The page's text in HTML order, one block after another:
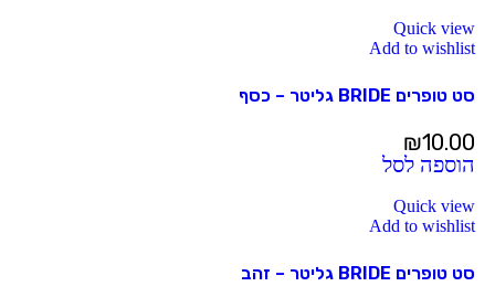
Quick view
Add to wishlist
סט טופרים BRIDE גליטר – כסף
₪10.00
הוספה לסל
Quick view
Add to wishlist
סט טופרים BRIDE גליטר – זהב